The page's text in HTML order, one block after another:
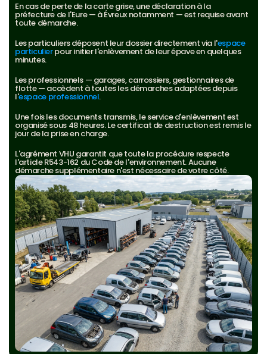
En cas de perte de la carte grise, une déclaration à la
préfecture de l'Eure — à Évreux notamment — est requise avant
toute démarche.
Les particuliers déposent leur dossier directement via l'espace
particulier pour initier l'enlèvement de leur épave en quelques
minutes.
Les professionnels — garages, carrossiers, gestionnaires de
flotte — accèdent à toutes les démarches adaptées depuis
l'espace professionnel.
Une fois les documents transmis, le service d'enlèvement est
organisé sous 48 heures. Le certificat de destruction est remis le
jour de la prise en charge.
L'agrément VHU garantit que toute la procédure respecte
l'article R543-162 du Code de l'environnement. Aucune
démarche supplémentaire n'est nécessaire de votre côté.